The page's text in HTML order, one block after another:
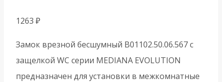
1263 ₽
Замок врезной бесшумный B01102.50.06.567 с
защелкой WC серии MEDIANA EVOLUTION
предназначен для установки в межкомнатные